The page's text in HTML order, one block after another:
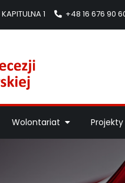
1 +48 16 676 90
Wolontariat Projekty